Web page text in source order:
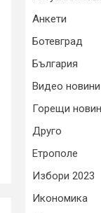
Анкети
Ботевград
България
Видео новини
Горещи
Друго
Етрополе
Избори 2023
Икономика